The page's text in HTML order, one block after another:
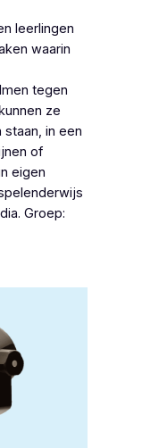
leerlingen
waarin
tegen
ze
in een
of
eigen
Groep: